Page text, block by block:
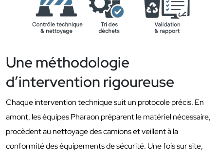
Une méthodologie
d’intervention rigoureuse
Chaque intervention technique suit un protocole précis. En
amont, les équipes Pharaon préparent le matériel nécessaire,
procèdent au nettoyage des camions et veillent à la
conformité des équipements de sécurité. Une fois sur site,